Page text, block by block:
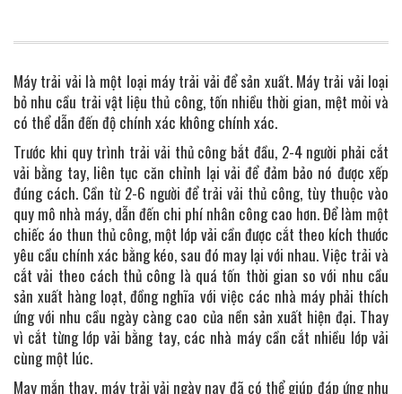
Máy trải vải là một loại máy trải vải để sản xuất. Máy trải vải loại
bỏ nhu cầu trải vật liệu thủ công, tốn nhiều thời gian, mệt mỏi và
có thể dẫn đến độ chính xác không chính xác.
Trước khi quy trình trải vải thủ công bắt đầu, 2-4 người phải cắt
vải bằng tay, liên tục căn chỉnh lại vải để đảm bảo nó được xếp
đúng cách. Cần từ 2-6 người để trải vải thủ công, tùy thuộc vào
quy mô nhà máy, dẫn đến chi phí nhân công cao hơn. Để làm một
chiếc áo thun thủ công, một lớp vải cần được cắt theo kích thước
yêu cầu chính xác bằng kéo, sau đó may lại với nhau. Việc trải và
cắt vải theo cách thủ công là quá tốn thời gian so với nhu cầu
sản xuất hàng loạt, đồng nghĩa với việc các nhà máy phải thích
ứng với nhu cầu ngày càng cao của nền sản xuất hiện đại. Thay
vì cắt từng lớp vải bằng tay, các nhà máy cần cắt nhiều lớp vải
cùng một lúc.
May mắn thay, máy trải vải ngày nay đã có thể giúp đáp ứng nhu